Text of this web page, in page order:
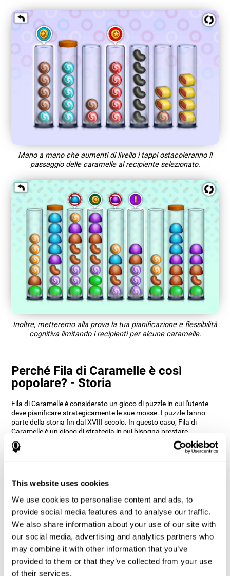
This website uses cookies
We use cookies to personalise content and ads, to
provide social media features and to analyse our traffic.
We also share information about your use of our site with
our social media, advertising and analytics partners who
may combine it with other information that you’ve
provided to them or that they’ve collected from your use
of their services.
Mano a mano che aumenti di livello i tappi ostacoleranno il
passaggio delle caramelle al recipiente selezionato.
Inoltre, metteremo alla prova la tua pianificazione e flessibilità
cognitiva limitando i recipienti per alcune caramelle.
Perché Fila di Caramelle è così
popolare? - Storia
Fila di Caramelle è considerato un gioco di puzzle in cui l'utente
deve pianificare strategicamente le sue mosse. I puzzle fanno
parte della storia fin dal XVIII secolo. In questo caso, Fila di
Caramelle è un gioco di strategia in cui bisogna prestare
attenzione ai modelli e prendere decisioni in base a questi.
CogniFit ha voluto dare una svolta e rendere questo gioco ancora
In che modo il gioco mentale "Fila di
caramelle" migliora le mie abilità?
Giocare a Fila di caramelle stimola un modello di attivazione
neuronale specifico. Ripetere e allenare costantemente questo
modello può aiutare a creare nuove sinopsi, riorganizzare i circuiti
neuronali e recuperare funzioni cognitive deboli o danneggiate.
Il gioco Fila di caramelle, aiuta ad esercitare la pianificazione, il
monitoraggio e la memoria di lavoro. Stimolare costantemente